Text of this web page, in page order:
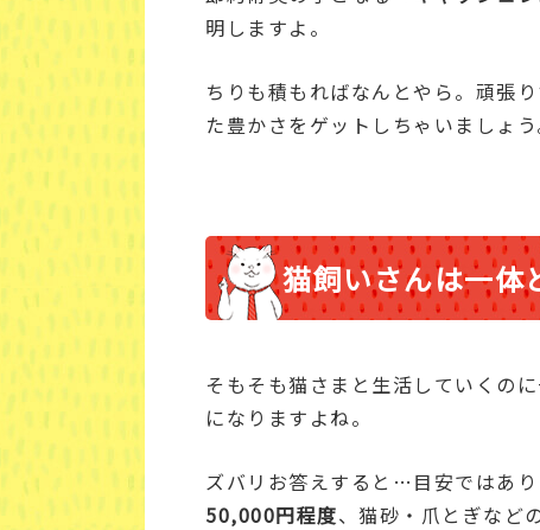
明しますよ。
ちりも積もればなんとやら。頑張
た豊かさをゲットしちゃいましょう
猫飼いさんは一体
そもそも猫さまと生活していくの
になりますよね。
ズバリお答えすると…目安ではあ
50,000円程度、猫砂・爪とぎなど